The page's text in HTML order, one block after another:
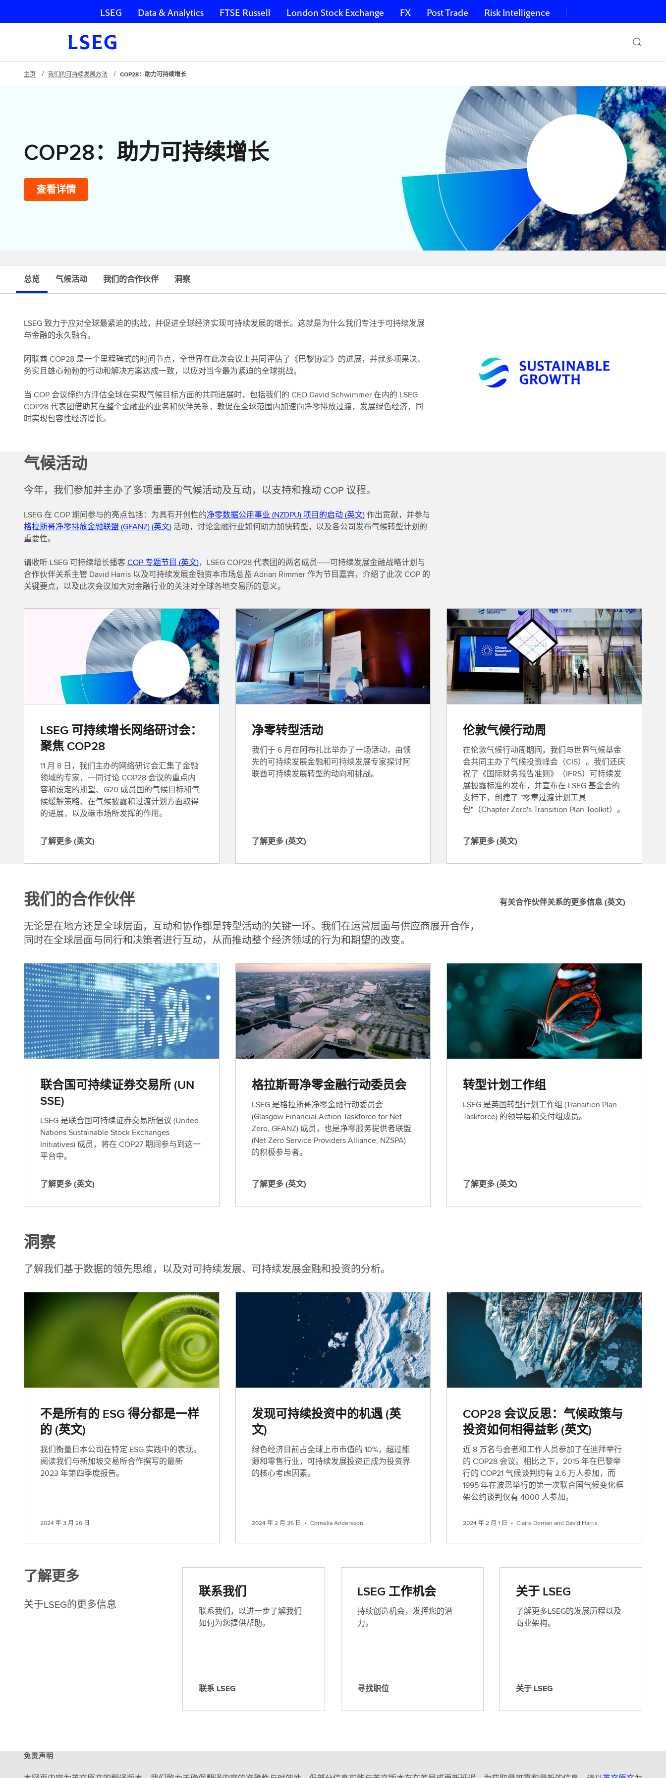
跳过导航
LSEG Data & Analytics FTSE Russell London Stock Exchange FX Post Trade Risk Intelligence
主页 我们的可持续发展方法 COP28：助力可持续增长
COP28：助力可持续增长
查看详情
总览 气候活动 我们的合作伙伴 洞察
LSEG 致力于应对全球最紧迫的挑战，并促进全球经济实现可持续发展的增长。这就是为什么我们专注于可持续发展
与金融的永久融合。
阿联酋 COP28 是一个里程碑式的时间节点，全世界在此次会议上共同评估了《巴黎协定》的进展，并就多项果决、
务实且雄心勃勃的行动和解决方案达成一致，以应对当今最为紧迫的全球挑战。
当 COP 会议缔约方评估全球在实现气候目标方面的共同进展时，包括我们的 CEO David Schwimmer 在内的 LSEG
COP28 代表团借助其在整个金融业的业务和伙伴关系，敦促在全球范围内加速向净零排放过渡，发展绿色经济，同
时实现包容性经济增长。
气候活动
今年，我们参加并主办了多项重要的气候活动及互动，以支持和推动 COP 议程。
LSEG 在 COP 期间参与的亮点包括：为具有开创性的净零数据公用事业 (NZDPU) 项目的启动 (英文)作出贡献，并参与
格拉斯哥净零排放金融联盟 (GFANZ) (英文) 活动，讨论金融行业如何助力加快转型，以及各公司发布气候转型计划的
重要性。
请收听 LSEG 可持续增长播客COP 专题节目 (英文)，LSEG COP28 代表团的两名成员——可持续发展金融战略计划与
合作伙伴关系主管 David Harris 以及可持续发展金融资本市场总监 Adrian Rimmer 作为节目嘉宾，介绍了此次 COP 的
关键要点，以及此次会议加大对金融行业的关注对全球各地交易所的意义。
LSEG 可持续增长网络研讨会：
聚焦 COP28
11 月 8 日，我们主办的网络研讨会汇集了金融
领域的专家，一同讨论 COP28 会议的重点内
容和设定的期望、G20 成员国的气候目标和气
候缓解策略、在气候披露和过渡计划方面取得
的进展，以及碳市场所发挥的作用。
了
(
英
文
)
了解更多 (英文)
净零转型活动
我们于 6 月在阿布扎比举办了一场活动，由领
先的可持续发展金融和可持续发展专家探讨阿
联酋可持续发展转型的动向和挑战。
了
文
)
了解更多 (英文)
伦敦气候行动周
在伦敦气候行动周期间，我们与世界气候基金
会共同主办了气候投资峰会（CIS）。我们还庆
祝了《国际财务报告准则》（IFRS）可持续发
展披露标准的发布，并宣布在 LSEG 基金会的
支持下，创建了 "零章过渡计划工具
包"（Chapter Zero's Transition Plan Toolkit）。
了
文
了解更多 (英文)
我们的合作伙伴
无论是在地方还是全球层面，互动和协作都是转型活动的关键一环。我们在运营层面与供应商展开合作，
同时在全球层面与同行和决策者进行互动，从而推动整个经济领域的行为和期望的改变。
有关合作伙伴关系的更多信息 (英文)
联合国可持续证券交易所 (UN
SSE)
LSEG 是联合国可持续证券交易所倡议 (United
Nations Sustainable Stock Exchanges
Initiatives) 成员，将在 COP27 期间参与到这一
平台中。
了
(
英
文
)
了解更多 (英文)
格拉斯哥净零金融行动委员会
LSEG 是格拉斯哥净零金融行动委员会
(Glasgow Financial Action Taskforce for Net
Zero, GFANZ) 成员，也是净零服务提供者联盟
(Net Zero Service Providers Alliance, NZSPA)
的积极参与者。
了
)
了解更多 (英文)
转型计划工作组
LSEG 是英国转型计划工作组 (Transition Plan
Taskforce) 的领导层和交付组成员。
了
了解更多 (英文)
洞察
了解我们基于数据的领先思维，以及对可持续发展、可持续发展金融和投资的分析。
不是所有的 ESG 得分都是一样
的 (英文)
我们衡量日本公司在特定 ESG 实践中的表现。
阅读我们与新加坡交易所合作撰写的最新
2023 年第四季度报告。
2024 年 3 月 26 日
发现可持续投资中的机遇 (英
文)
绿色经济目前占全球上市市值的 10%，超过能
源和零售行业，可持续发展投资正成为投资界
的核心考虑因素。
2024 年 2 月 26 日 • Cornelia Andersson
COP28 会议反思：气候政策与
投资如何相得益彰 (英文)
近 8 万名与会者和工作人员参加了在迪拜举行
的 COP28 会议。相比之下，2015 年在巴黎举
行的 COP21 气候谈判约有 2.6 万人参加，而
1995 年在波恩举行的第一次联合国气候变化框
架公约谈判仅有 4000 人参加。
2024 年 2 月 1 日 • Claire Dorrian and David Harris
了解更多
关于LSEG的更多信息
联系我们
联系我们，以进一步了解我们
如何为您提供帮助。
联
G
联系 LSEG
LSEG 工作机会
持续创造机会，发挥您的潜
力。
寻
寻找职位
关于 LSEG
了解更多LSEG的发展历程以及
商业架构。
关
G
关于 LSEG
免责声明